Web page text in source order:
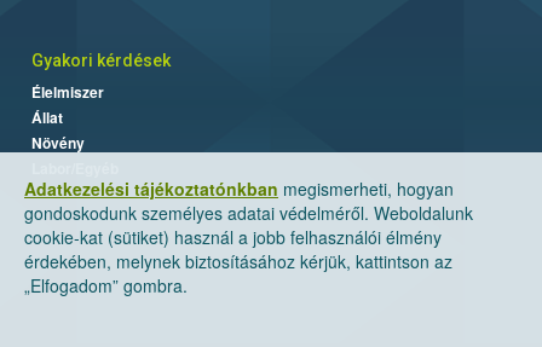
Adatkezelési tájékoztatónkban megismerheti, hogyan
gondoskodunk személyes adatai védelméről. Weboldalunk
cookie-kat (sütiket) használ a jobb felhasználói élmény
érdekében, melynek biztosításához kérjük, kattintson az
„Elfogadom” gombra.
Gyakori kérdések
Élelmiszer
Állat
Növény